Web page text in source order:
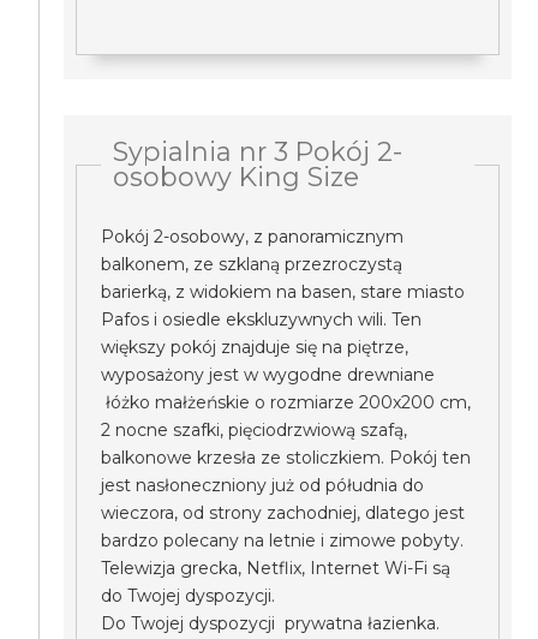
Sypialnia nr 3 Pokój 2-
osobowy King Size
Pokój 2-osobowy, z panoramicznym
balkonem, ze szklaną przezroczystą
barierką, z widokiem na basen, stare miasto
Pafos i osiedle ekskluzywnych wili. Ten
większy pokój znajduje się na piętrze,
wyposażony jest w wygodne drewniane
łóżko małżeńskie o rozmiarze 200x200 cm,
2 nocne szafki, pięciodrzwiową szafą,
balkonowe krzesła ze stoliczkiem. Pokój ten
jest nasłoneczniony już od półudnia do
wieczora, od strony zachodniej, dlatego jest
bardzo polecany na letnie i zimowe pobyty.
Telewizja grecka, Netflix, Internet Wi-Fi są
do Twojej dyspozycji.
Do Twojej dyspozycji prywatna łazienka.